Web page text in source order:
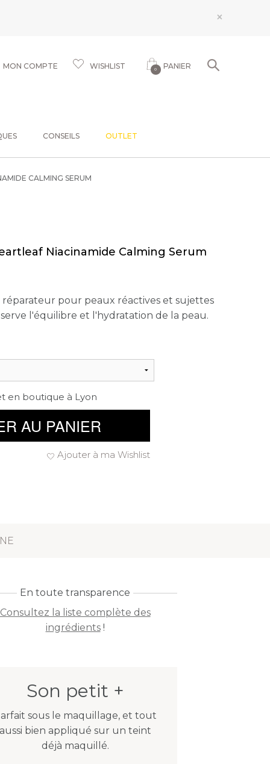
×
MON COMPTE WISHLIST 0 PANIER
CONSEILS OUTLET
CALMING SERUM
Niacinamide Calming Serum
réparateur pour peaux réactives et sujettes
l'équilibre et l'hydratation de la peau.
en boutique à Lyon
AU PANIER
Ajouter à ma Wishlist
En toute transparence
Consultez la liste complète des
ingrédients!
Son petit +
sous le maquillage, et tout
bien appliqué sur un teint
déjà maquillé.